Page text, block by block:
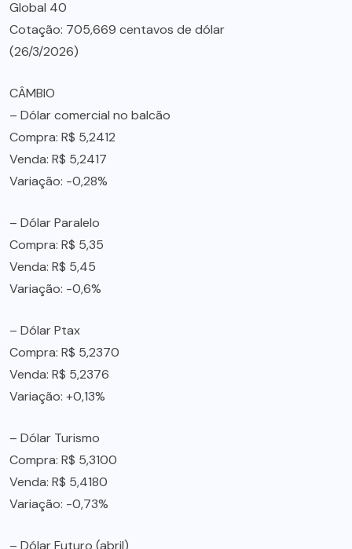
Global 40
Cotação: 705,669 centavos de dólar
(26/3/2026)
CÂMBIO
– Dólar comercial no balcão
Compra: R$ 5,2412
Venda: R$ 5,2417
Variação: -0,28%
– Dólar Paralelo
Compra: R$ 5,35
Venda: R$ 5,45
Variação: -0,6%
– Dólar Ptax
Compra: R$ 5,2370
Venda: R$ 5,2376
Variação: +0,13%
– Dólar Turismo
Compra: R$ 5,3100
Venda: R$ 5,4180
Variação: -0,73%
– Dólar Futuro (abril)